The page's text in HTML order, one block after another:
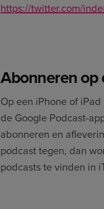
https://twitter.com/
Abonneren op
Op een iPhone of
de Google Podcast-
abonneren en
podcast tegen, dan
podcasts te vinden in